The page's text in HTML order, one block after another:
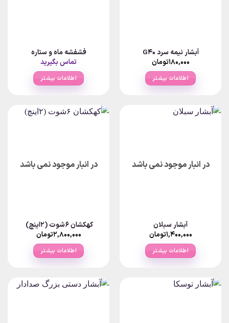
آبشار نیمه سرد G40
۱۸۰,۰۰۰تومان
اطلاعات بیشتر
فشفشه ماه و ستاره
تماس بگیرید
اطلاعات بیشتر
در انبار موجود نمی باشد
آبشار سبلان
۱,۴۰۰,۰۰۰تومان
اطلاعات بیشتر
در انبار موجود نمی باشد
کهکشان ۶شوت (۲اینچ)
۲,۸۰۰,۰۰۰تومان
اطلاعات بیشتر